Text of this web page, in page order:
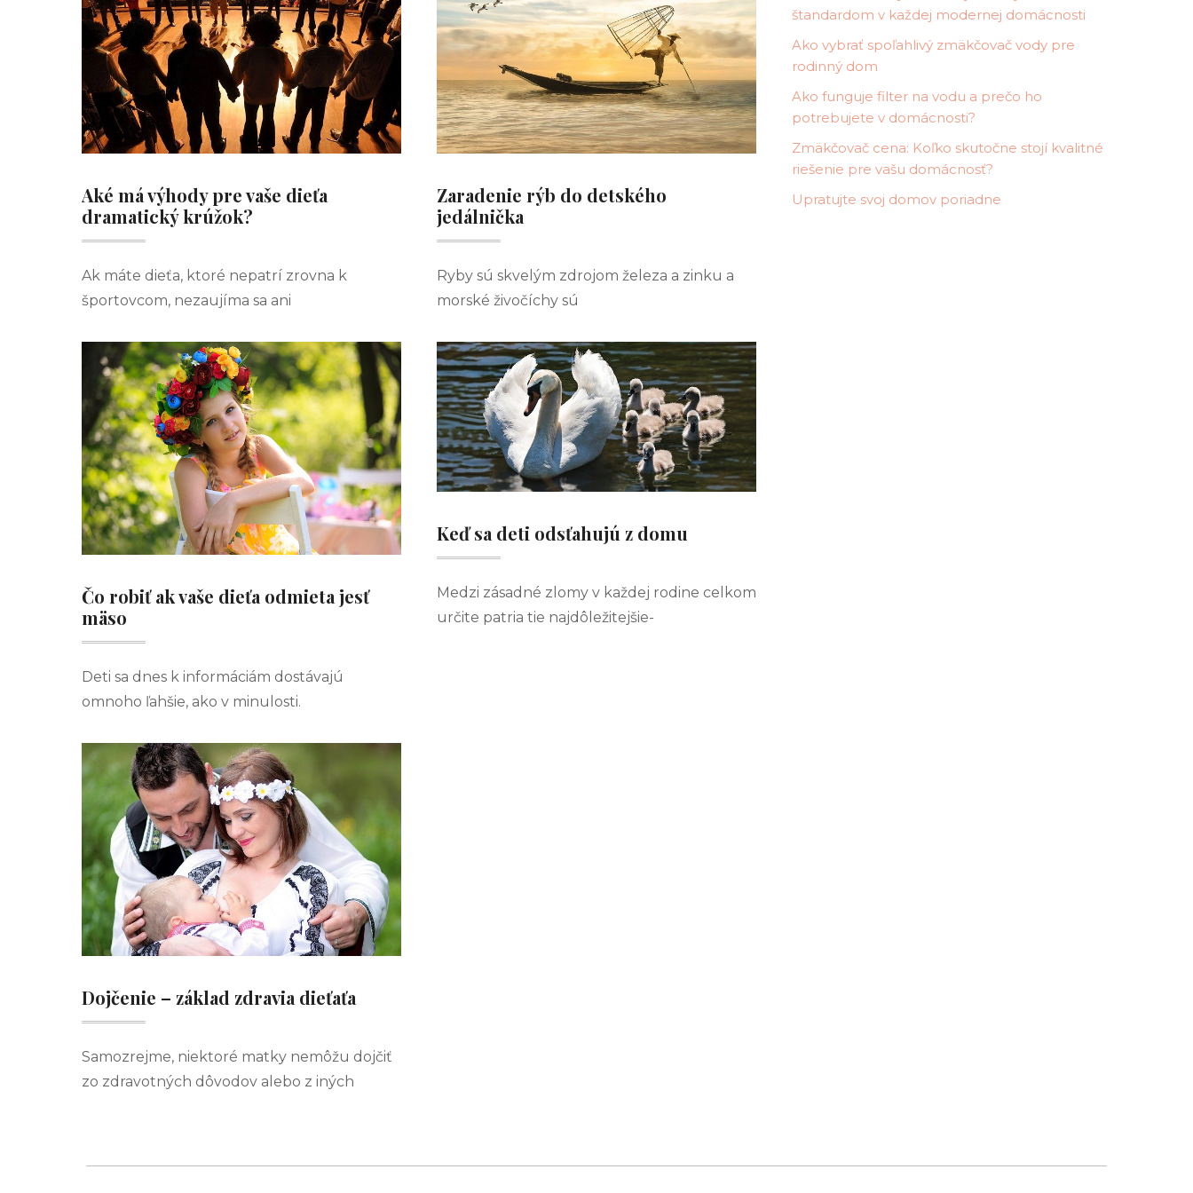
Aké má výhody pre vaše dieťa
dramatický krúžok?
Ak máte dieťa, ktoré nepatrí zrovna k
športovcom, nezaujíma sa ani
Zaradenie rýb do detského
jedálnička
Ryby sú skvelým zdrojom železa a zinku a
morské živočíchy sú
Čo robiť ak vaše dieťa odmieta jesť
mäso
Deti sa dnes k informáciám dostávajú
omnoho ľahšie, ako v minulosti.
Keď sa deti odsťahujú z domu
Medzi zásadné zlomy v každej rodine celkom
určite patria tie najdôležitejšie-
Dojčenie – základ zdravia dieťaťa
Samozrejme, niektoré matky nemôžu dojčiť
zo zdravotných dôvodov alebo z iných
štandardom v každej modernej domácnosti
Ako vybrať spoľahlivý zmäkčovač vody pre
rodinný dom
Ako funguje filter na vodu a prečo ho
potrebujete v domácnosti?
Zmäkčovač cena: Koľko skutočne stojí kvalitné
riešenie pre vašu domácnosť?
Upratujte svoj domov poriadne